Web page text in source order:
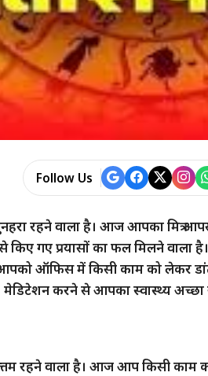
Follow Us
रहने वाला है। आज आपका मित्र
गए प्रयासों का फल मिलने वाला
ऑफिस में किसी काम को लेकर
करने से आपका स्वास्थ्य अच्छा
रहने वाला है। आज आप किसी काम